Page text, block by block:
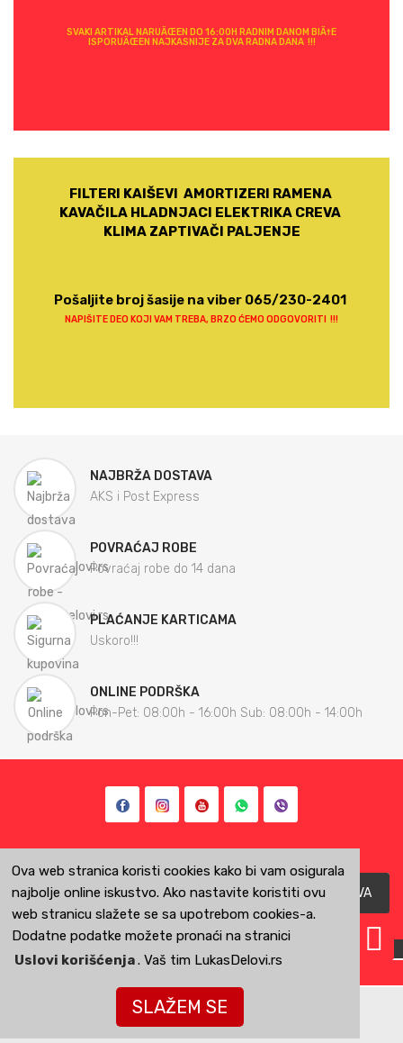
Ova web stranica koristi cookies kako bi vam osigurala
najbolje online iskustvo. Ako nastavite koristiti ovu
web stranicu slažete se sa upotrebom cookies-a.
Dodatne podatke možete pronaći na stranici
Uslovi korišćenja. Vaš tim LukasDelovi.rs
SLAŽEM SE
SVAKI ARTIKAL NARUÄŒEN DO 16:00H RADNIM DANOM BIÄ†E
ISPORUÄŒEN NAJKASNIJE ZA DVA RADNA DANA !!!
FILTERI KAIŠEVI AMORTIZERI RAMENA
KAVAČILA HLADNJACI ELEKTRIKA CREVA
KLIMA ZAPTIVAČI PALJENJE
Pošaljite broj šasije na viber 065/230-2401
NAPIŠITE DEO KOJI VAM TREBA, BRZO ĆEMO ODGOVORITI !!!
LukasDelovi.rs KOL CENTAR 00-24
NAJBRŽA DOSTAVA
AKS i Post Express
POVRAĆAJ ROBE
Povraćaj robe do 14 dana
PLAĆANJE KARTICAMA
Uskoro!!!
ONLINE PODRŠKA
Pon-Pet: 08:00h - 16:00h Sub: 08:00h - 14:00h
PRIJAVA
KONTAKTIRAJTE NAS